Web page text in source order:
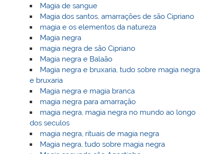
Magia de sangue
Magia dos santos, amarrações de são Cipriano
magia e os elementos da natureza
Magia negra
magia negra de são Cipriano
Magia negra e Balaão
Magia negra e bruxaria, tudo sobre magia negra
e bruxaria
Magia negra e magia branca
magia negra para amarração
magia negra, magia negra no mundo ao longo
dos seculos
magia negra, rituais de magia negra
Magia negra, tudo sobre magia negra